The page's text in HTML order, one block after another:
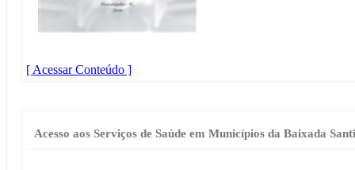
[ Acessar Conteúdo ]
Acesso aos Serviços de Saúde em Municípios da Baixada